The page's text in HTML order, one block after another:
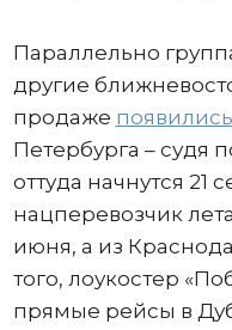
Параллельно
другие
продаже появились
Петербурга – судя
оттуда начнутся 21
нацперевозчик
июня, а из
того, лоукостер
прямые рейсы в